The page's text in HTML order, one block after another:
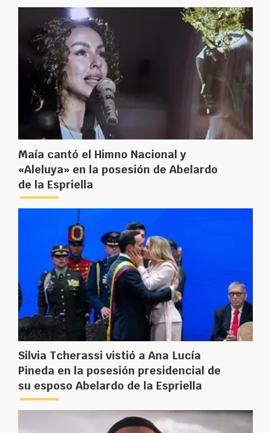
Maía cantó el Himno Nacional y
«Aleluya» en la posesión de Abelardo
de la Espriella
Silvia Tcherassi vistió a Ana Lucía
Pineda en la posesión presidencial de
su esposo Abelardo de la Espriella